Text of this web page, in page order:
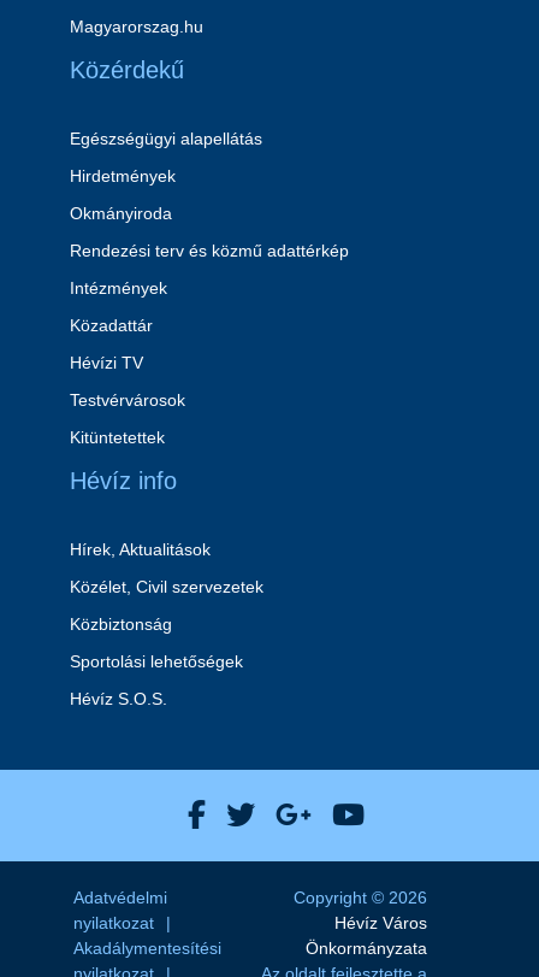
Magyarorszag.hu
Közérdekű
Egészségügyi alapellátás
Hirdetmények
Okmányiroda
Rendezési terv és közmű adattérkép
Intézmények
Közadattár
Hévízi TV
Testvérvárosok
Kitüntetettek
Hévíz info
Hírek, Aktualitások
Közélet, Civil szervezetek
Közbiztonság
Sportolási lehetőségek
Hévíz S.O.S.
Hévíz Város Facebook
Hévíz Város X
Hévíz Város
Hévíz Város
Adatvédelmi
nyilatkozat
Akadálymentesítési
Copyright © 2026
Hévíz Város
Önkormányzata